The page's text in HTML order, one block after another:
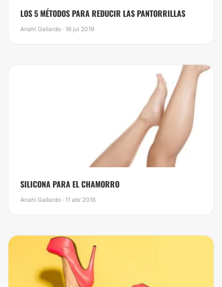
LOS 5 MÉTODOS PARA REDUCIR LAS PANTORRILLAS
Anahí Gallardo · 16 jul 2019
SILICONA PARA EL CHAMORRO
Anahí Gallardo · 11 abr 2016